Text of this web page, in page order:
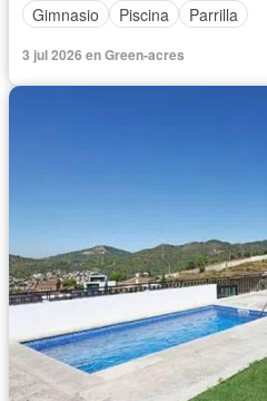
Gimnasio
Piscina Parrilla
3 jul 2026 en Green-acres